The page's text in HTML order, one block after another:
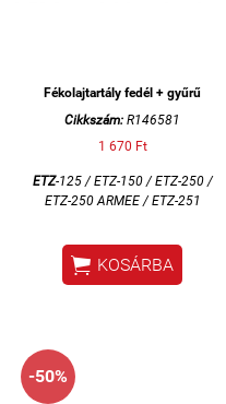
Fékolajtartály fedél + gyűrű
Cikkszám: R146581
1 670 Ft
ETZ-125 / ETZ-150 / ETZ-250 /
ETZ-250 ARMEE / ETZ-251
 KOSÁRBA
-50%